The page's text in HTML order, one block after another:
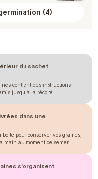
(4)
du sachet
contient des instructions
jusqu'à la récolte.
dans une
pour conserver vos graines,
main au moment de semer.
s'organisent